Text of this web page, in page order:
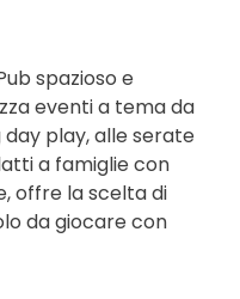
spazioso e
eventi a tema da
play, alle serate
a famiglie con
offre la scelta di
da giocare con